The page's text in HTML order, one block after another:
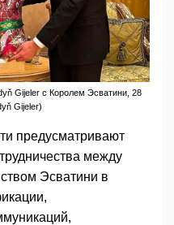
Gijeler с Королем Эсватини, 28
Gijeler)
предусматривают
между
Эсватини в